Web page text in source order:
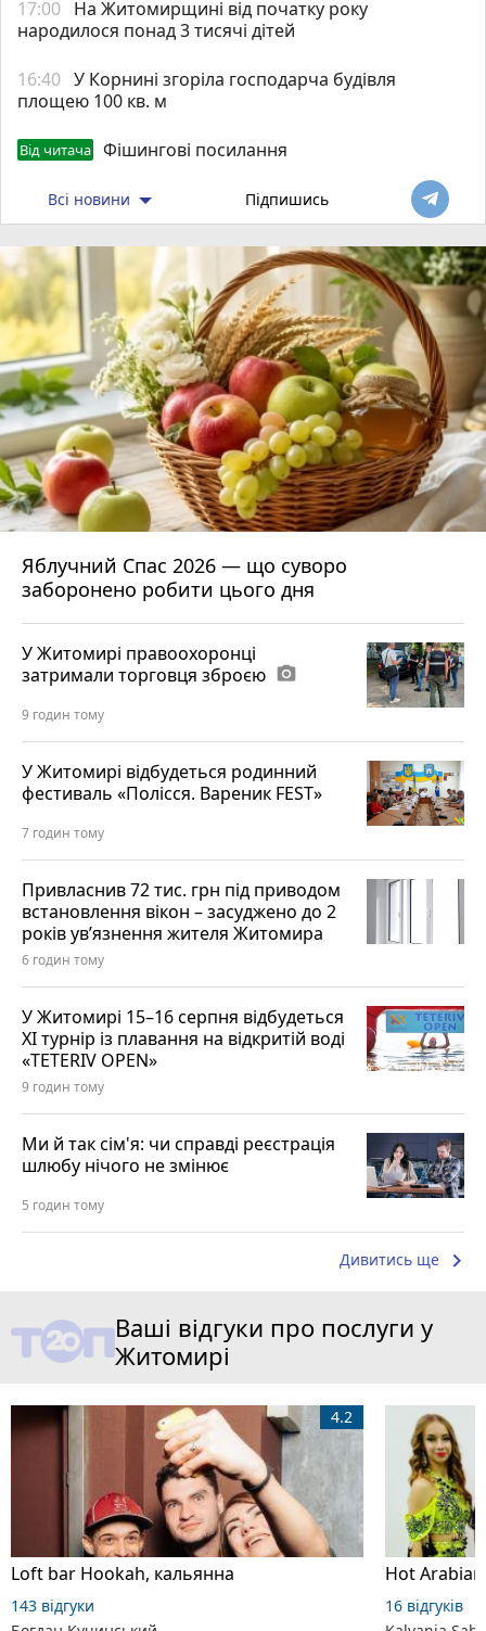
17:00 На Житомирщині від початку року
народилося понад 3 тисячі дітей
16:40 У Корнині згоріла господарча будівля
площею 100 кв. м
Від читача Фішингові посилання
Всі новини Підпишись
Яблучний Спас 2026 — що суворо
заборонено робити цього дня
У Житомирі правоохоронці
затримали торговця зброєю photo_camera
9 годин тому
У Житомирі відбудеться родинний
фестиваль «Полісся. Вареник FEST»
7 годин тому
Привласнив 72 тис. грн під приводом
встановлення вікон – засуджено до 2
років ув’язнення жителя Житомира
6 годин тому
У Житомирі 15–16 серпня відбудеться
XI турнір із плавання на відкритій воді
«TETERIV OPEN»
9 годин тому
Ми й так сім'я: чи справді реєстрація
шлюбу нічого не змінює
5 годин тому
Дивитись ще keyboard_arrow_right
Ваші відгуки про послуги у
Житомирі
Loft bar Hookah, кальянна
4.2
143 відгуки
16 відгуків